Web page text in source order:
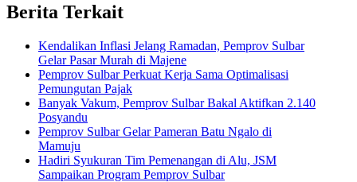
Berita Terkait
Kendalikan Inflasi Jelang Ramadan, Pemprov Sulbar
Gelar Pasar Murah di Majene
Pemprov Sulbar Perkuat Kerja Sama Optimalisasi
Pemungutan Pajak
Banyak Vakum, Pemprov Sulbar Bakal Aktifkan 2.140
Posyandu
Pemprov Sulbar Gelar Pameran Batu Ngalo di
Mamuju
Hadiri Syukuran Tim Pemenangan di Alu, JSM
Sampaikan Program Pemprov Sulbar